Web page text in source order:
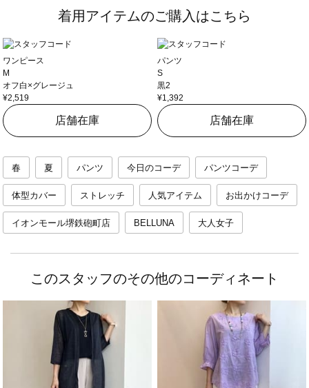
着用アイテムのご購入はこちら
ワンピース
M
オフ白×グレージュ
¥2,519
店舗在庫
パンツ
S
黒2
¥1,392
店舗在庫
春 夏 パンツ 今日のコーデ パンツコーデ
体型カバー ストレッチ 人気アイテム お出かけコーデ
イオンモール堺鉄砲町店 BELLUNA 大人女子
このスタッフのその他のコーディネート